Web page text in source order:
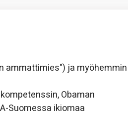
ammattimies") ja myöhemmin
Obaman
Suomessa ikiomaa